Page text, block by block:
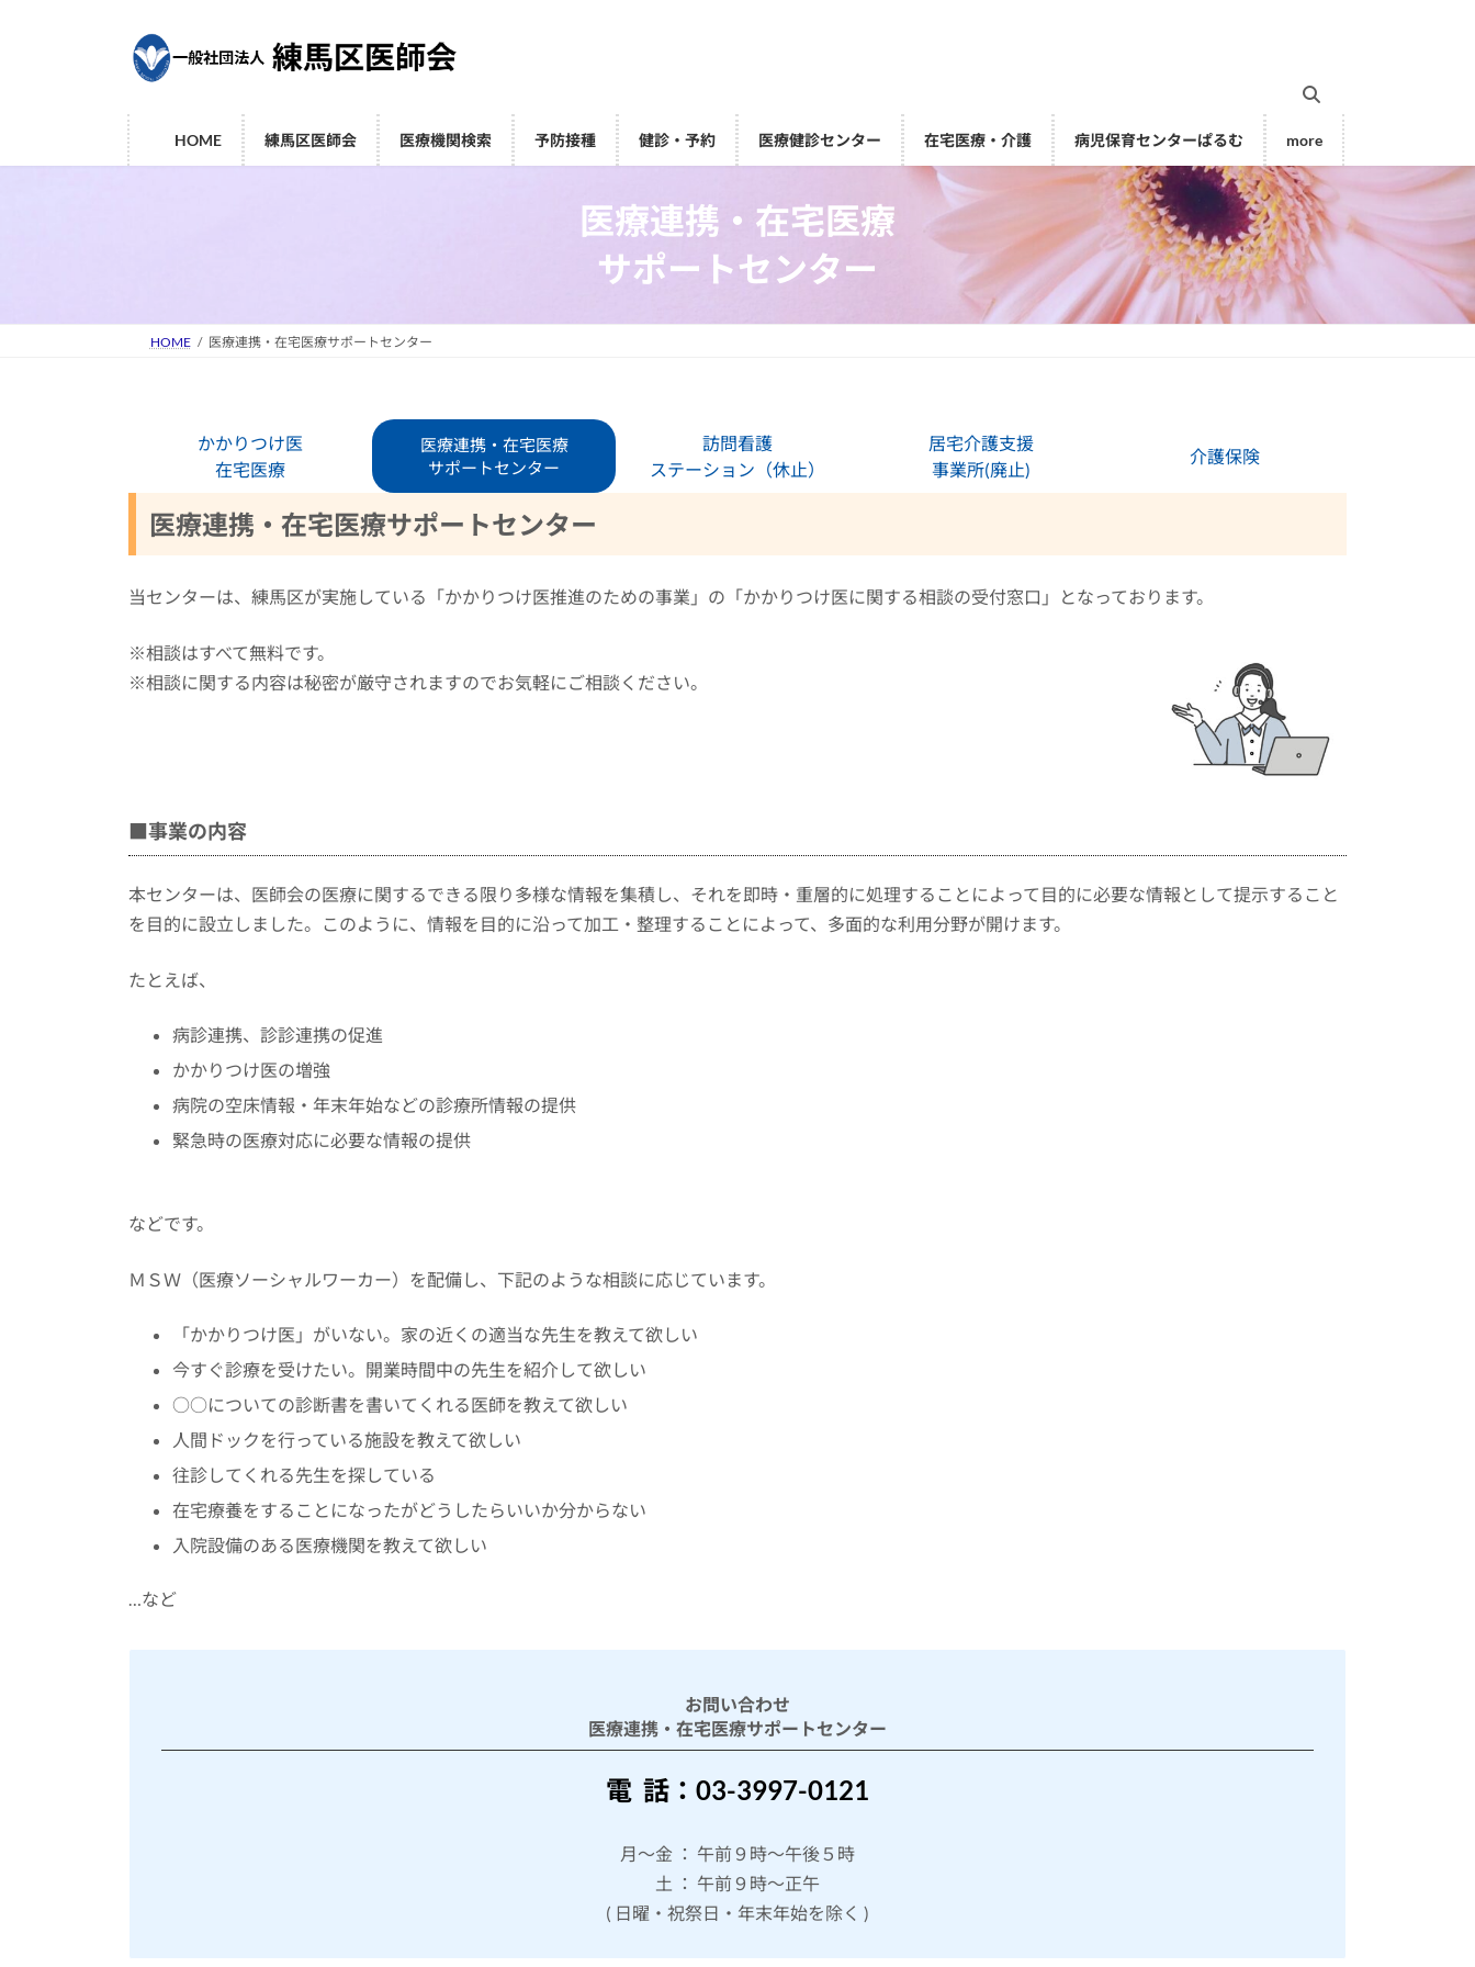
ス
ン
HOME 練馬区医師会 医療機関検索 予防接種 健診・予約 医療健診センター 在宅医療・介護 病児保育センターぱるむ more
医療連携・在宅医療
サポートセンター
HOME 医療連携・在宅医療サポートセンター
かかりつけ医
在宅医療
医療連携・在宅医療
サポートセンター
訪問看護
ステーション（休止）
居宅介護支援
事業所(廃止)
介護保険
医療連携・在宅医療サポートセンター
当センターは、練馬区が実施している「かかりつけ医推進のための事業」の「かかりつけ医に関する相談の受付窓口」となっております。
※相談はすべて無料です。
※相談に関する内容は秘密が厳守されますのでお気軽にご相談ください。
■事業の内容
本センターは、医師会の医療に関するできる限り多様な情報を集積し、それを即時・重層的に処理することによって目的に必要な情報として提示すること
を目的に設立しました。このように、情報を目的に沿って加工・整理することによって、多面的な利用分野が開けます。
たとえば、
病診連携、診診連携の促進
かかりつけ医の増強
病院の空床情報・年末年始などの診療所情報の提供
緊急時の医療対応に必要な情報の提供
などです。
ＭＳＷ（医療ソーシャルワーカー）を配備し、下記のような相談に応じています。
「かかりつけ医」がいない。家の近くの適当な先生を教えて欲しい
今すぐ診療を受けたい。開業時間中の先生を紹介して欲しい
○○についての診断書を書いてくれる医師を教えて欲しい
人間ドックを行っている施設を教えて欲しい
往診してくれる先生を探している
在宅療養をすることになったがどうしたらいいか分からない
入院設備のある医療機関を教えて欲しい
…など
お問い合わせ
医療連携・在宅医療サポートセンター
電 話：03-3997-0121
月～金 ： 午前９時～午後５時
土 ： 午前９時～正午
( 日曜・祝祭日・年末年始を除く )